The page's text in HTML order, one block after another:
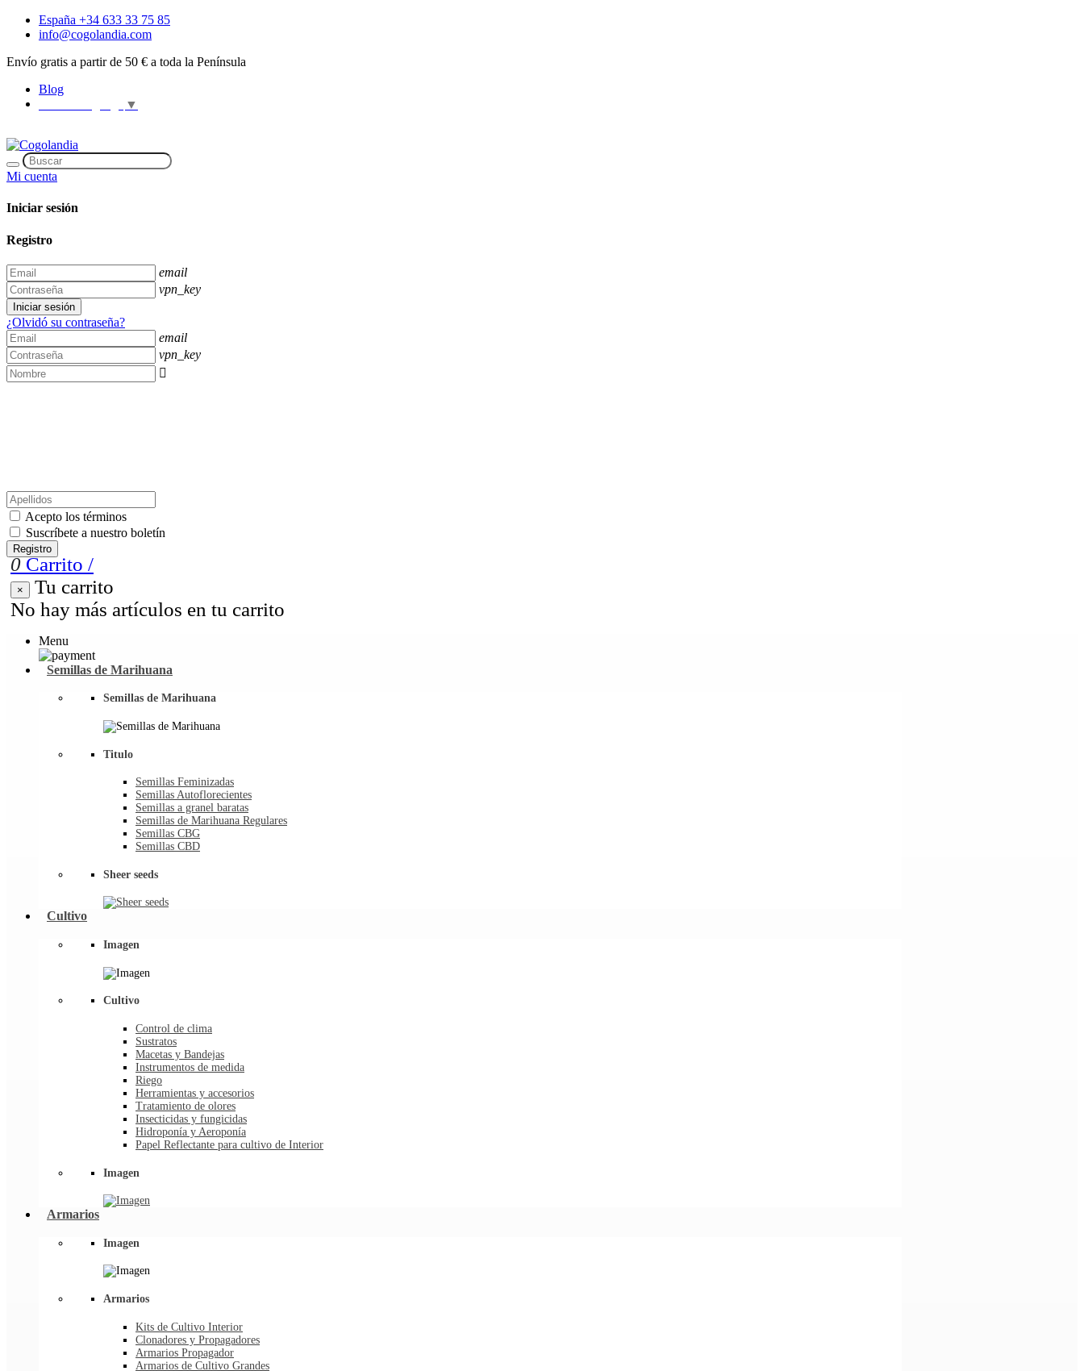
España +34 633 33 75 85
info@cogolandia.com
Envío gratis a partir de 50 € a toda la Península
Blog
▼
Mi cuenta
Iniciar sesión
Registro
email
vpn_key
Iniciar sesión
¿Olvidó su contraseña?
email
vpn_key

Acepto los términos
Suscríbete a nuestro boletín
Registro
0 Carrito /
×
Tu carrito
No hay más artículos en tu carrito
Menu
Semillas de Marihuana
Semillas de Marihuana
Titulo
Semillas Feminizadas
Semillas Autoflorecientes
Semillas a granel baratas
Semillas de Marihuana Regulares
Semillas CBG
Semillas CBD
Sheer seeds
Cultivo
Imagen
Cultivo
Control de clima
Sustratos
Macetas y Bandejas
Instrumentos de medida
Riego
Herramientas y accesorios
Tratamiento de olores
Insecticidas y fungicidas
Hidroponía y Aeroponía
Papel Reflectante para cultivo de Interior
Imagen
Armarios
Imagen
Armarios
Kits de Cultivo Interior
Clonadores y Propagadores
Armarios Propagador
Armarios de Cultivo Grandes